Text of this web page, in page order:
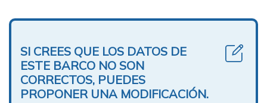
SI CREES QUE LOS DATOS DE
ESTE BARCO NO SON
CORRECTOS, PUEDES
PROPONER UNA MODIFICACIÓN.